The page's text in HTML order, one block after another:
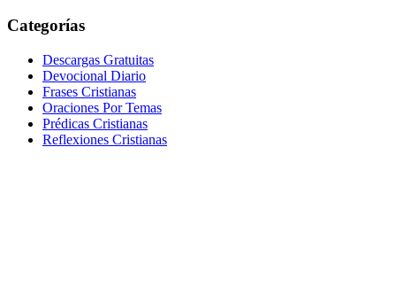
Categorías
Descargas Gratuitas
Devocional Diario
Frases Cristianas
Oraciones Por Temas
Prédicas Cristianas
Reflexiones Cristianas